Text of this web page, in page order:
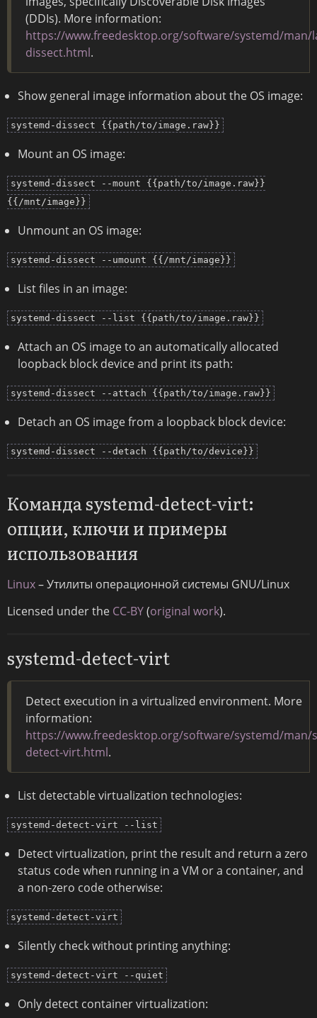
(DDIs). More information:
https://www.freedesktop.org/software/systemd/man/
dissect.html.
Show general image information about the OS image:
systemd-dissect {{path/to/image.raw}}
Mount an OS image:
systemd-dissect --mount {{path/to/image.raw}}
{{/mnt/image}}
Unmount an OS image:
systemd-dissect --umount {{/mnt/image}}
List files in an image:
systemd-dissect --list {{path/to/image.raw}}
Attach an OS image to an automatically allocated
loopback block device and print its path:
systemd-dissect --attach {{path/to/image.raw}}
Detach an OS image from a loopback block device:
systemd-dissect --detach {{path/to/device}}
Команда systemd-detect-virt:
опции, ключи и примеры
использования
Linux– Утилиты операционной системы GNU/Linux
Licensed under the CC-BY(original work).
systemd-detect-virt
Detect execution in a virtualized environment. More
information:
https://www.freedesktop.org/software/systemd/man/
detect-virt.html.
List detectable virtualization technologies:
systemd-detect-virt --list
Detect virtualization, print the result and return a zero
status code when running in a VM or a container, and
a non-zero code otherwise:
systemd-detect-virt
Silently check without printing anything:
systemd-detect-virt --quiet
Only detect container virtualization: